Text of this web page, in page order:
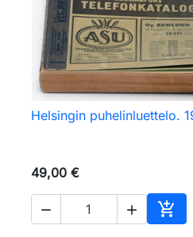
 Pikakatselu
Helsingin puhelinluettelo.
49,00 €
  